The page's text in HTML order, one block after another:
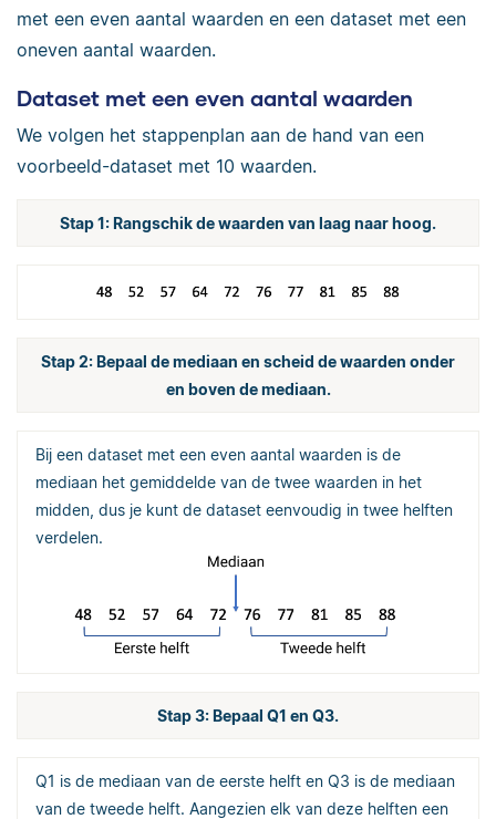
met een even aantal waarden en een dataset met een
oneven aantal waarden.
Dataset met een even aantal waarden
We volgen het stappenplan aan de hand van een
voorbeeld-dataset met 10 waarden.
Stap 1: Rangschik de waarden van laag naar hoog.
Stap 2: Bepaal de mediaan en scheid de waarden onder
en boven de mediaan.
Bij een dataset met een even aantal waarden is de
mediaan het gemiddelde van de twee waarden in het
midden, dus je kunt de dataset eenvoudig in twee helften
verdelen.
Stap 3: Bepaal Q1 en Q3.
Q1 is de mediaan van de eerste helft en Q3 is de mediaan
van de tweede helft. Aangezien elk van deze helften een